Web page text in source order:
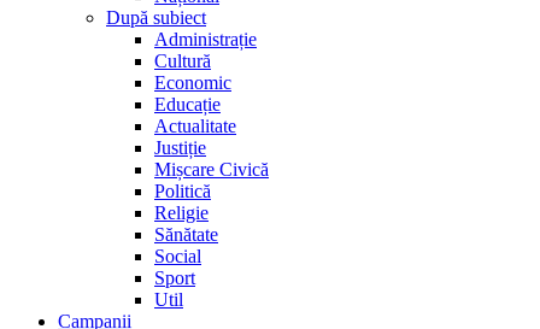
După subiect
Administrație
Cultură
Economic
Educație
Actualitate
Justiție
Mișcare Civică
Politică
Religie
Sănătate
Social
Sport
Util
Campanii